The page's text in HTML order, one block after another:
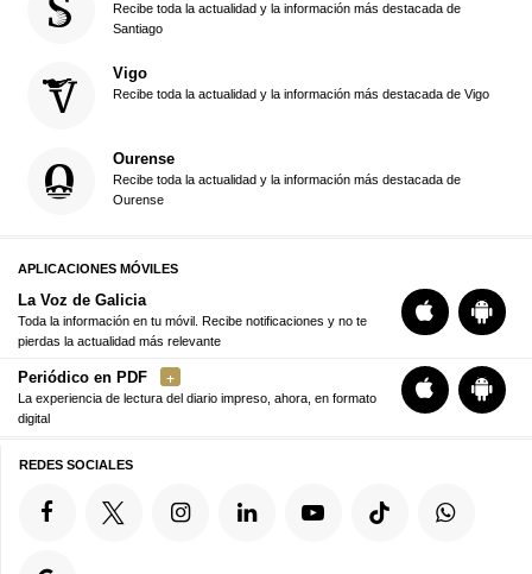
Recibe toda la actualidad y la información más destacada de
Santiago
Vigo
Recibe toda la actualidad y la información más destacada de Vigo
Ourense
Recibe toda la actualidad y la información más destacada de
Ourense
APLICACIONES MÓVILES
La Voz de Galicia
Toda la información en tu móvil. Recibe notificaciones y no te
pierdas la actualidad más relevante
Periódico en PDF
La experiencia de lectura del diario impreso, ahora, en formato
digital
REDES SOCIALES